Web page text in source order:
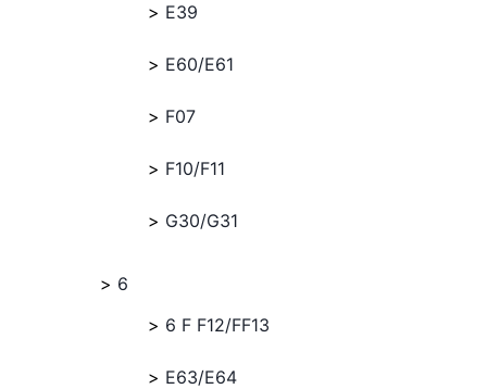
E39
E60/E61
F07
F10/F11
G30/G31
6
6 F F12/FF13
E63/E64